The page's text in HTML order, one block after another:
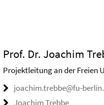
Prof. Dr. Joachim
Projektleitung an der Freien
joachim.trebbe@fu-
Joachim Trebbe